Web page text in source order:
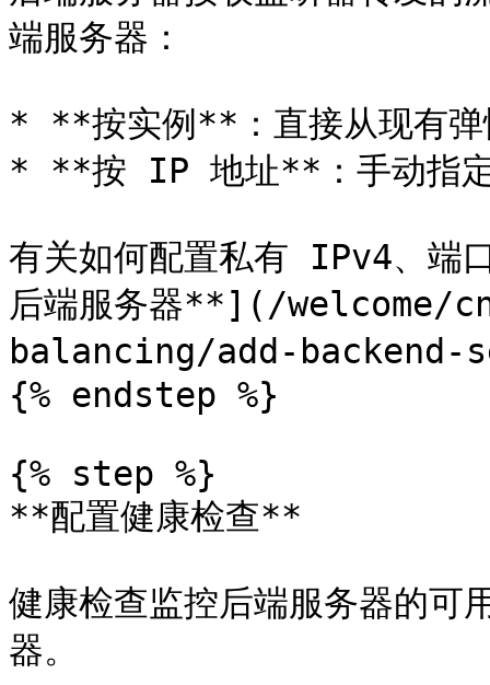
端服务器：
* **按实例**：直接从现有弹
* **按 IP 地址**：手动指
有关如何配置私有 IPv4、端
后端服务器**](/
balancing/add-
{% endstep %}
{% step %}
**配置健康检查**
健康检查监控后端服务器的可
器。